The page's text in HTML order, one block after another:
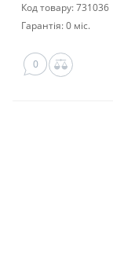
Код товару: 731036
Гарантія: 0 міс.
0